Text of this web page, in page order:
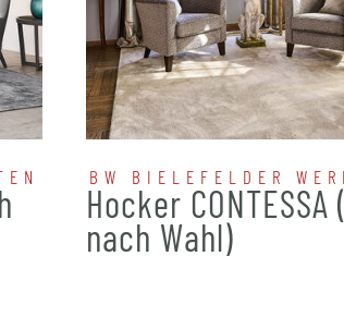
BW BIELEFELDER
Hocker CONTESSA
nach Wahl)